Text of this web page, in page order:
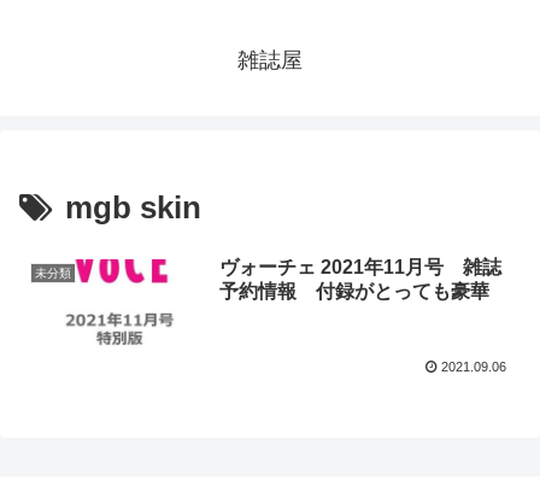
雑誌屋
mgb skin
未分類
ヴォーチェ 2021年11月号 雑誌
予約情報 付録がとっても豪華
2021.09.06